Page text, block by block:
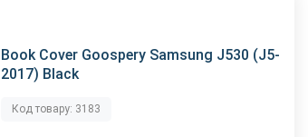
Book Cover Goospery Samsung J530 (J5-
2017) Black
Код товару: 3183